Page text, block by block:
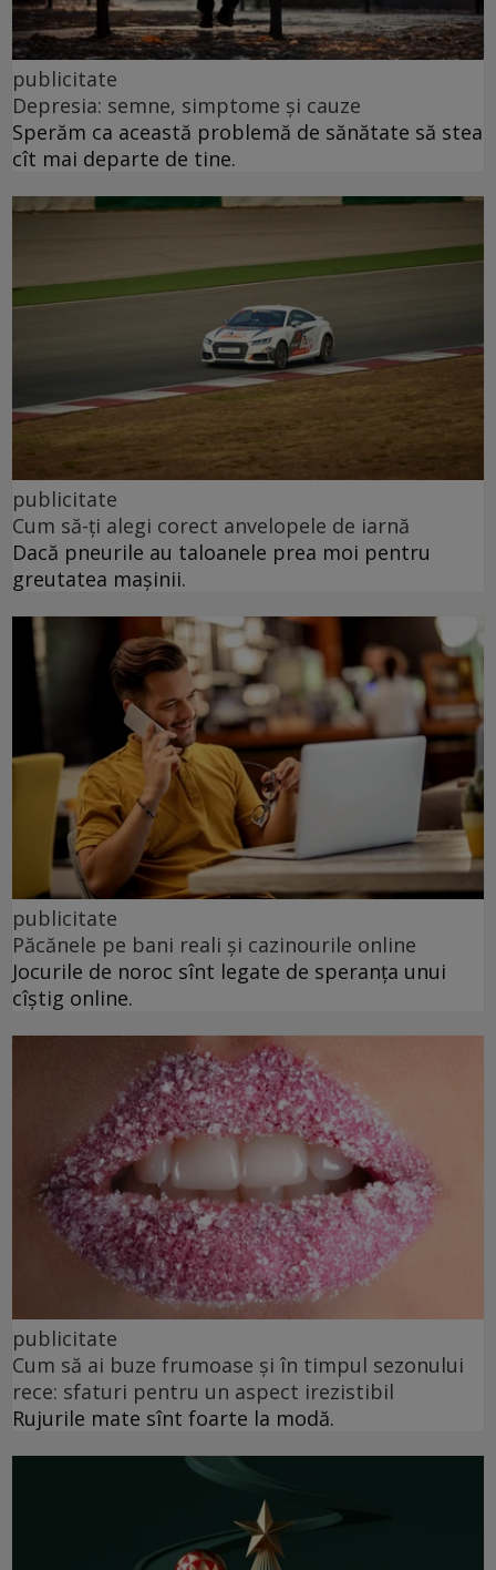
publicitate
Depresia: semne, simptome și cauze
Sperăm ca această problemă de sănătate să stea
cît mai departe de tine.
publicitate
Cum să-ți alegi corect anvelopele de iarnă
Dacă pneurile au taloanele prea moi pentru
greutatea mașinii.
publicitate
Păcănele pe bani reali și cazinourile online
Jocurile de noroc sînt legate de speranța unui
cîștig online.
publicitate
Cum să ai buze frumoase şi în timpul sezonului
rece: sfaturi pentru un aspect irezistibil
Rujurile mate sînt foarte la modă.